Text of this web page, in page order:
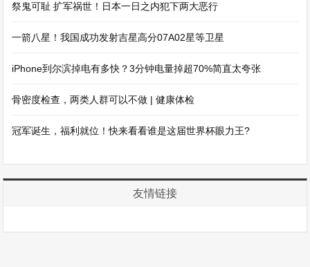
祭鬼可耻 扩军祸世！日本一日之内犯下两大恶行
一箭八星！我国成功发射吉星高分07A02星等卫星
iPhone到尔滨掉电有多快？3分钟电量掉超70%简直太夸张
骨密度检查，两类人群可以不做 | 健康体检
冠军诞生，福利就位！快来看看谁是这届世界杯眼力王?
友情链接